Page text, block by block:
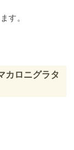
す。
カロニグラタ